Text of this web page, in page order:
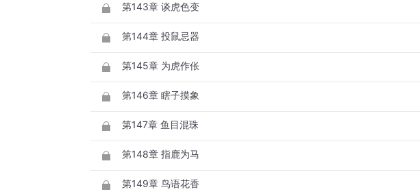
第143章 谈虎色变
第144章 投鼠忌器
第145章 为虎作伥
第146章 瞎子摸象
第147章 鱼目混珠
第148章 指鹿为马
第149章 鸟语花香